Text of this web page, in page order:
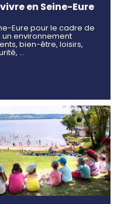
en Seine-Eure
Eure pour le cadre de
environnement
bien-être, loisirs,
…